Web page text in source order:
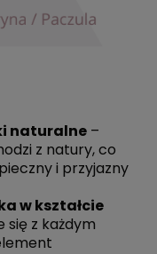
naturalne –
z natury, co
i przyjazny
w kształcie
się z każdym